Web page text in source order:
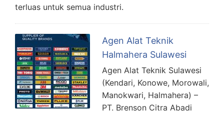
terluas untuk semua industri.
Agen Alat Teknik
Halmahera Sulawesi
Agen Alat Teknik Sulawesi
(Kendari, Konowe, Morowali,
Manokwari, Halmahera) –
PT. Brenson Citra Abadi